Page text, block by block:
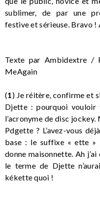
sublimer, de par une
festive et sérieuse. Bravo !
Texte par Ambidextre /
MeAgain
(1) Je réitère, confirme et
Djette : pourquoi vouloir
l’acronyme de disc
Pdgette ? L’avez-vous
base : le suffixe « ette »
donne maisonnette. Ah
le terme de Djette
kékette quoi !